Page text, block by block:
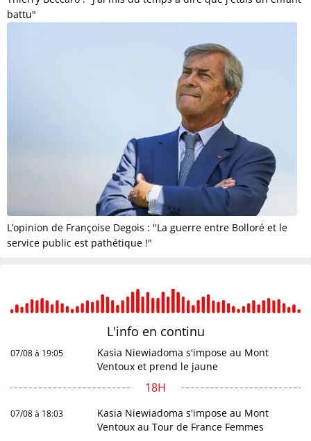
battu"
L’opinion de Françoise Degois : "La guerre entre Bolloré et le
service public est pathétique !"
L'info en continu
07/08 à 19:05
Kasia Niewiadoma s'impose au Mont
Ventoux et prend le jaune
18H
07/08 à 18:03
Kasia Niewiadoma s'impose au Mont
Ventoux au Tour de France Femmes